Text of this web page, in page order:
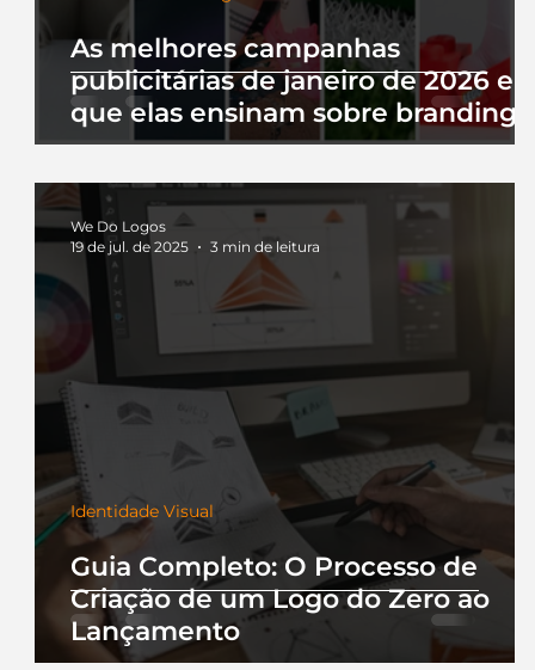
As melhores campanhas
publicitárias de janeiro de 2026 e
que elas ensinam sobre branding
Guia Completo: O Processo de
Criação de um Logo do Zero ao
Lançamento
Identidade Visual
We Do Logos
19 de jul. de 2025
3 min de leitura